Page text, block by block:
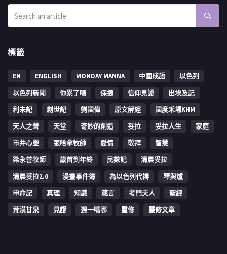
標籤
EN ENGLISH MONDAY MANNA 中國成語
以色列
以色列新聞
你累了嗎 保捷 信仰見證
出埃及記
利未記
創世記 劉國偉 原文解經
國度禾場KHM
天人之聲
天堂 奇妙的創造 妥拉 妥拉人生
家庭
市井心靈
張哈拿牧師 愛情 敬拜
智慧
梁永善牧師
歳首到年終 民數記
清晨妥拉
清晨妥拉2.0
漫畫事件簿 為以色列代禱
琴與爐
申命記
真理 知識 箴言 考門夫人
聖經
荒漠甘泉
見證 週一嗎哪 靈修 靈修文章